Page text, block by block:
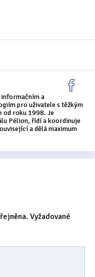
informačním a
pro uživatele s těžkým
od roku 1998. Je
Pélion, řídí a koordinuje
a dělá maximum
Vyžadované